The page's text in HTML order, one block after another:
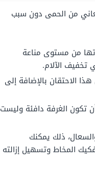
من الحمى دون سبب
من مستوى مناعة
تخفيف الآلام.
الاحتقان بالإضافة إلى
تكون الغرفة دافئة وليست
ذلك يمكنك
المخاط وتسهيل إزالته